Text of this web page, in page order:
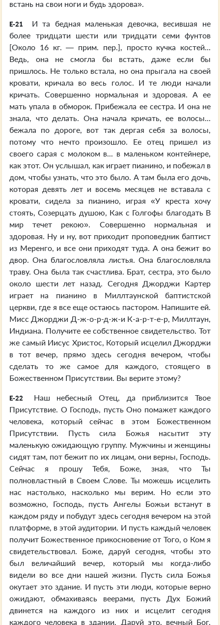
встань на свои ноги и будь здорова».
E-21
И та бедная маленькая девочка, весившая не
более тридцати шести или тридцати семи фунтов
[Около 16 кг. — прим. пер.], просто кучка костей...
Ведь, она не смогла бы встать, даже если бы
пришлось. Не только встала, но она прыгала на своей
кровати, кричала во весь голос. И те люди начали
кричать. Совершенно нормальная и здоровая. А ее
мать упала в обморок. Прибежала ее сестра. И она не
знала, что делать. Она начала кричать, ее волосы...
бежала по дороге, вот так дергая себя за волосы,
потому что нечто произошло. Ее отец пришел из
своего сарая с молоком в... в маленьком контейнере,
как этот. Он услышал, как играет пианино, и побежал в
дом, чтобы узнать, что это было. А там была его дочь,
которая девять лет и восемь месяцев не вставала с
кровати, сидела за пианино, играя «У креста хочу
стоять, Созерцать душою, Как с Голгофы благодать В
мир течет рекою». Совершенно нормальная и
здоровая. Ну и ну, вот приходит проповедник баптист
из Меренго, и все они приходят туда. А она бежит во
двор. Она благословляла листья. Она благословляла
траву. Она была так счастлива. Брат, сестра, это было
около шести лет назад. Сегодня Джорджи Картер
играет на пианино в Миллтаунской баптистской
церкви, где я все еще остаюсь пастором. Напишите ей.
Мисс Джорджи Д-ж-о-р-д-ж-и К-а-р-т-е-р, Миллтаун,
Индиана. Получите ее собственное свидетельство. Тот
же самый Иисус Христос, Который исцелил Джорджи
в тот вечер, прямо здесь сегодня вечером, чтобы
сделать то же самое для каждого, стоящего в
Божественном Присутствии. Вы верите этому?
E-22
Наш небесный Отец, да приблизится Твое
Присутствие. О Господь, пусть Оно помажет каждого
человека, который сейчас в этом Божественном
Присутствии. Пусть сила Божья насытит эту
маленькую ожидающую группу. Мужчины и женщины
сидят там, пот бежит по их лицам, они верны, Господь.
Сейчас я прошу Тебя, Боже, зная, что Ты
полновластный в Своем Слове. Ты можешь исцелить
нас настолько, насколько мы верим. Но если это
возможно, Господь, пусть Ангелы Божьи встанут в
каждом ряду и побудут здесь сегодня вечером на этой
платформе, в этой аудитории. И пусть каждый человек
получит Божественное прикосновение от Того, о Ком я
свидетельствовал. Боже, даруй сегодня, чтобы это
был величайший вечер, который мы когда-либо
видели во все дни нашей жизни. Пусть сила Божья
окутает это здание. И пусть эти люди, которые верно
ожидают, обмахиваясь веерами, пусть Дух Божий
двинется на каждого из них и исцелит сегодня
каждого человека в здании. Даруй это, вечный Бог,